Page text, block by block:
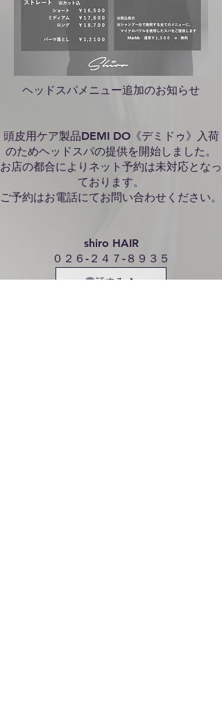
ヘッドスパメニュー追加のお知らせ
頭皮用ケア製品DEMI DO《デミドゥ》入荷
のためヘッドスパの提供を開始しました。
お店の都合によりネット予約は未対応となっ
ております。
ご予約はお電話にてお問い合わせください。
shiro HAIR
０２６-２４７-８９３５
電話する